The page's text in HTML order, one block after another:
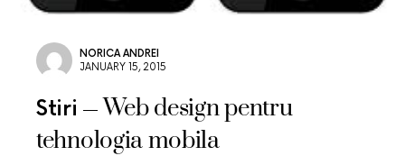
NORICA ANDREI
JANUARY 15, 2015
Stiri
Web design pentru
tehnologia mobila